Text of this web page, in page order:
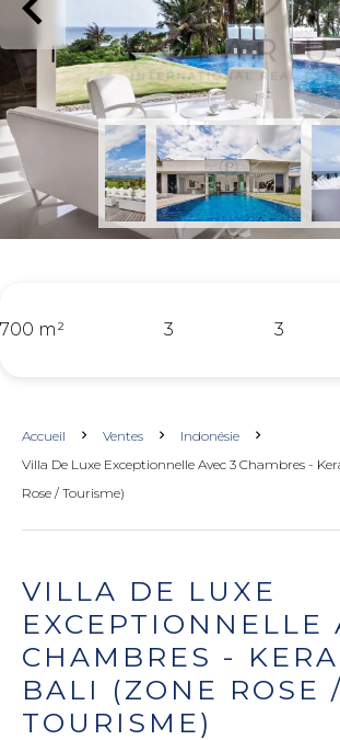
700 m² 3 3
Accueil Ventes
Indonésie
Villa De Luxe Exceptionnelle Avec 3 Chambres -
Rose / Tourisme)
VILLA DE LUXE
EXCEPTIONNELLE
CHAMBRES -
BALI (ZONE ROSE /
TOURISME)